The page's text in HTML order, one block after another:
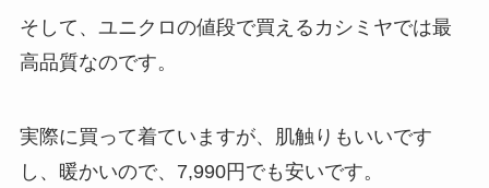
そして、ユニクロの値段で買えるカシミヤでは最
高品質なのです。
実際に買って着ていますが、肌触りもいいです
し、暖かいので、7,990円でも安いです。